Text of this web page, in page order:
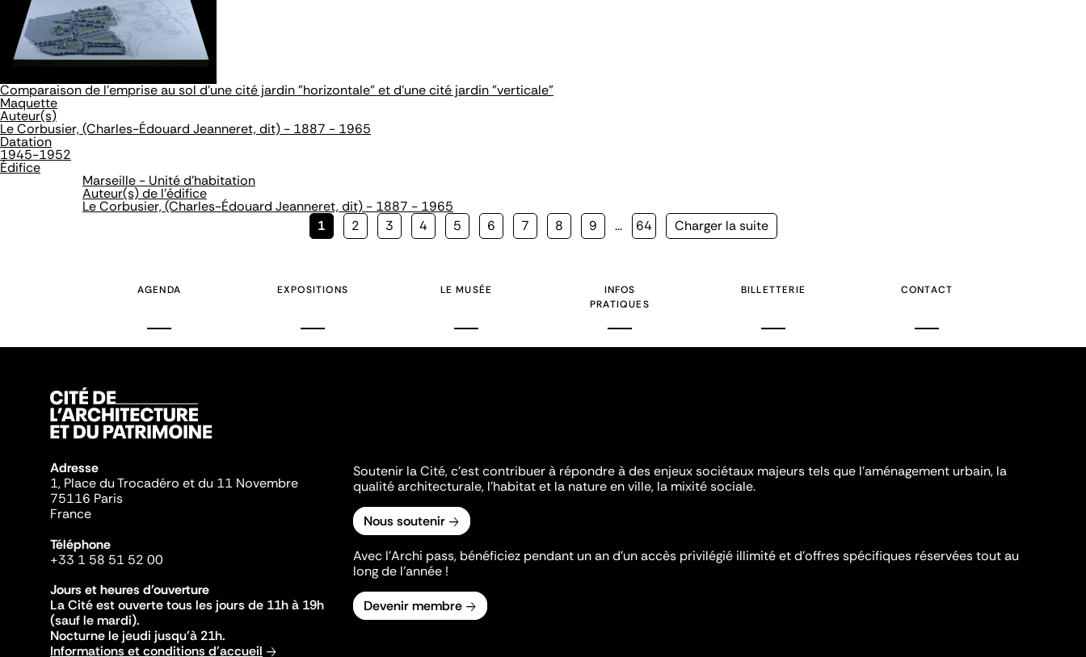
Comparaison de l'emprise au sol d'une cité jardin "horizontale" et d'une cité jardin "verticale"
Maquette
Auteur(s)
Le Corbusier, (Charles-Édouard Jeanneret, dit) - 1887 - 1965
Datation
1945-1952
Édifice
Marseille - Unité d'habitation
Auteur(s) de l'édifice
Le Corbusier, (Charles-Édouard Jeanneret, dit) - 1887 - 1965
Page
1 Page
2 Page
3 Page
4 Page
5 Page
6 Page
7 Page
8 Page
9 … Page
64
Page
Charger la suite
AGENDA EXPOSITIONS LE MUSÉE
INFOS
PRATIQUES
BILLETTERIE CONTACT
Adresse
1, Place du Trocadéro et du 11 Novembre
75116 Paris
France
Téléphone
+33 1 58 51 52 00
Jours et heures d'ouverture
La Cité est ouverte tous les jours de 11h à 19h
(sauf le mardi).
Nocturne le jeudi jusqu'à 21h.
Informations et conditions d'accueil
Soutenir la Cité, c'est contribuer à répondre à des enjeux sociétaux majeurs tels que l'aménagement urbain, la
qualité architecturale, l'habitat et la nature en ville, la mixité sociale.
Nous soutenir
Avec l’Archi pass, bénéficiez pendant un an d’un accès privilégié illimité et d’offres spécifiques réservées tout au
long de l’année !
Devenir membre